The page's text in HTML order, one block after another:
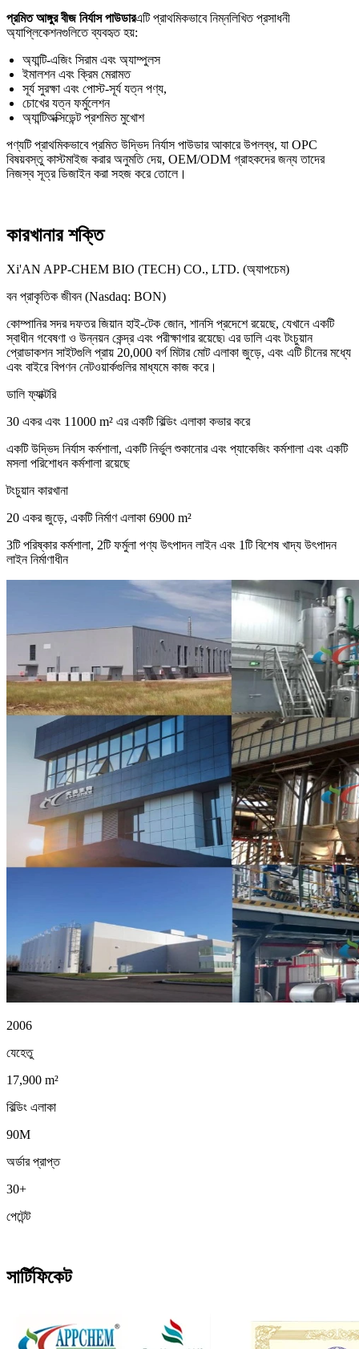
প্রমিত আঙ্গুর বীজ নির্যাস পাউডারএটি প্রাথমিকভাবে নিম্নলিখিত প্রসাধনী
অ্যাপ্লিকেশনগুলিতে ব্যবহৃত হয়:
অ্যান্টি-এজিং সিরাম এবং অ্যাম্পুলস
ইমালশন এবং ক্রিম মেরামত
সূর্য সুরক্ষা এবং পোস্ট-সূর্য যত্ন পণ্য,
চোখের যত্ন ফর্মুলেশন
অ্যান্টিঅক্সিডেন্ট প্রশমিত মুখোশ
পণ্যটি প্রাথমিকভাবে প্রমিত উদ্ভিদ নির্যাস পাউডার আকারে উপলব্ধ, যা OPC
বিষয়বস্তু কাস্টমাইজ করার অনুমতি দেয়, OEM/ODM গ্রাহকদের জন্য তাদের
নিজস্ব সূত্র ডিজাইন করা সহজ করে তোলে।
কারখানার শক্তি
Xi'AN APP-CHEM BIO (TECH) CO., LTD. (অ্যাপচেম)
বন প্রাকৃতিক জীবন (Nasdaq: BON)
কোম্পানির সদর দফতর জিয়ান হাই-টেক জোন, শানসি প্রদেশে রয়েছে, যেখানে একটি
স্বাধীন গবেষণা ও উন্নয়ন কেন্দ্র এবং পরীক্ষাগার রয়েছে৷ এর ডালি এবং টংচুয়ান
প্রোডাকশন সাইটগুলি প্রায় 20,000 বর্গ মিটার মোট এলাকা জুড়ে, এবং এটি চীনের মধ্যে
এবং বাইরে বিপণন নেটওয়ার্কগুলির মাধ্যমে কাজ করে।
ডালি ফ্যাক্টরি
30 একর এবং 11000 m² এর একটি বিল্ডিং এলাকা কভার করে
একটি উদ্ভিদ নির্যাস কর্মশালা, একটি নির্ভুল শুকানোর এবং প্যাকেজিং কর্মশালা এবং একটি
মসলা পরিশোধন কর্মশালা রয়েছে
টংচুয়ান কারখানা
20 একর জুড়ে, একটি নির্মাণ এলাকা 6900 m²
3টি পরিষ্কার কর্মশালা, 2টি ফর্মুলা পণ্য উৎপাদন লাইন এবং 1টি বিশেষ খাদ্য উৎপাদন
লাইন নির্মাণাধীন
2006
যেহেতু
17,900 m²
বিল্ডিং এলাকা
90M
অর্ডার প্রাপ্ত
30+
পেটেন্ট
সার্টিফিকেট